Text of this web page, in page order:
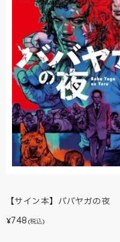
【サイン本】ババヤガの夜
¥748 (税込)